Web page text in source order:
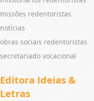
missões redentoristas
notícias
obras sociais redentoristas
secretariado vocacional
Editora Ideias &
Letras